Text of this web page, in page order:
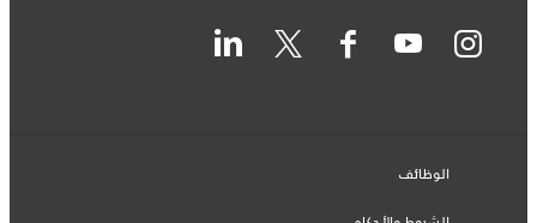
الوظائف